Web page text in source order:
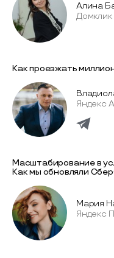
Алина
Домклик
Как проезжать
Яндекс
Масштабирование в
Как мы обновляли
Мария
Яндекс